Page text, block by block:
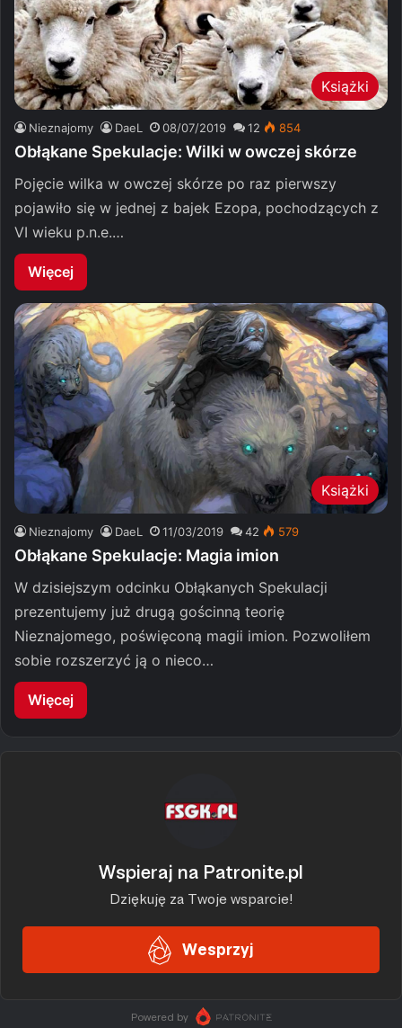
Książki
Nieznajomy DaeL 08/07/2019 12 854
Obłąkane Spekulacje: Wilki w owczej skórze
Pojęcie wilka w owczej skórze po raz pierwszy
pojawiło się w jednej z bajek Ezopa, pochodzących z
VI wieku p.n.e.…
Więcej
Książki
Nieznajomy DaeL 11/03/2019 42 579
Obłąkane Spekulacje: Magia imion
W dzisiejszym odcinku Obłąkanych Spekulacji
prezentujemy już drugą gościnną teorię
Nieznajomego, poświęconą magii imion. Pozwoliłem
sobie rozszerzyć ją o nieco…
Więcej